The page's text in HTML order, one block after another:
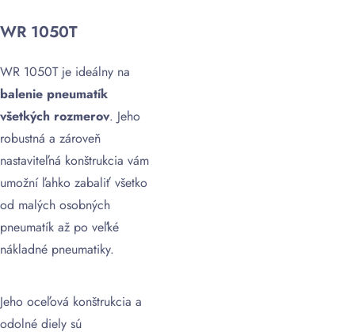
WR 1050T
WR 1050T je ideálny na
balenie pneumatík
všetkých rozmerov. Jeho
robustná a zároveň
nastaviteľná konštrukcia vám
umožní ľahko zabaliť všetko
od malých osobných
pneumatík až po veľké
nákladné pneumatiky.
Jeho oceľová konštrukcia a
odolné diely sú